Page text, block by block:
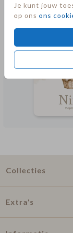
Je kunt jouw
op ons ons
Collecties
Extra's